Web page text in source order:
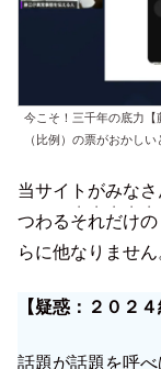
今こそ！三千年の底力【
（比例）の票がおかし
当サイトがみなさ
つわるそれだけの
・・・・・
らに他なりません
【疑惑：２０２
話題が話題を呼